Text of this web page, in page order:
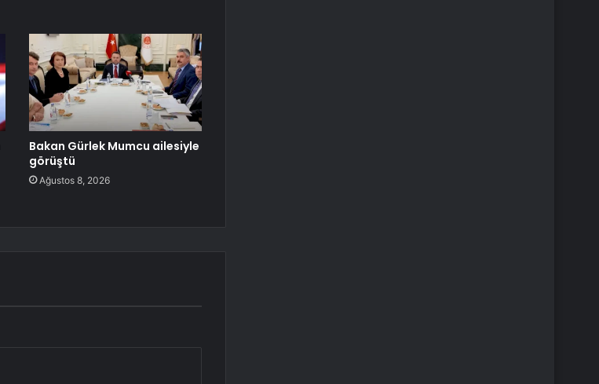
Bakan Gürlek Mumcu ailesiyle
görüştü
Ağustos 8, 2026